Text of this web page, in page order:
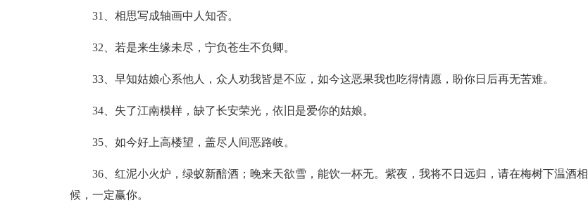
31、相思写成轴画中人知否。
32、若是来生缘未尽，宁负苍生不负卿。
33、早知姑娘心系他人，众人劝我皆是不应，如今这恶果我也吃得情愿，盼你日后再无苦难。
34、失了江南模样，缺了长安荣光，依旧是爱你的姑娘。
35、如今好上高楼望，盖尽人间恶路岐。
36、红泥小火炉，绿蚁新醅酒；晚来天欲雪，能饮一杯无。紫夜，我将不日远归，请在梅树下温酒相
候，一定赢你。